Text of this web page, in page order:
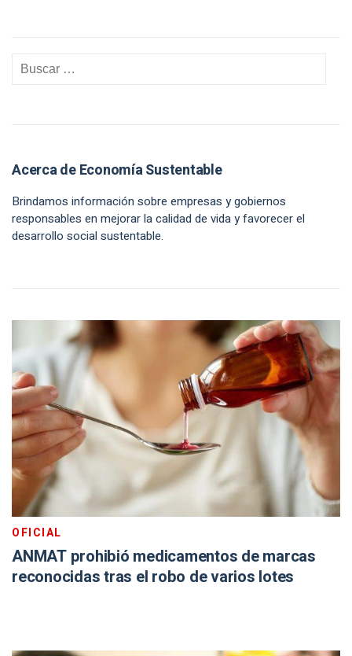
Acerca de Economía Sustentable
Brindamos información sobre empresas y gobiernos
responsables en mejorar la calidad de vida y favorecer el
desarrollo social sustentable.
OFICIAL
ANMAT prohibió medicamentos de marcas
reconocidas tras el robo de varios lotes